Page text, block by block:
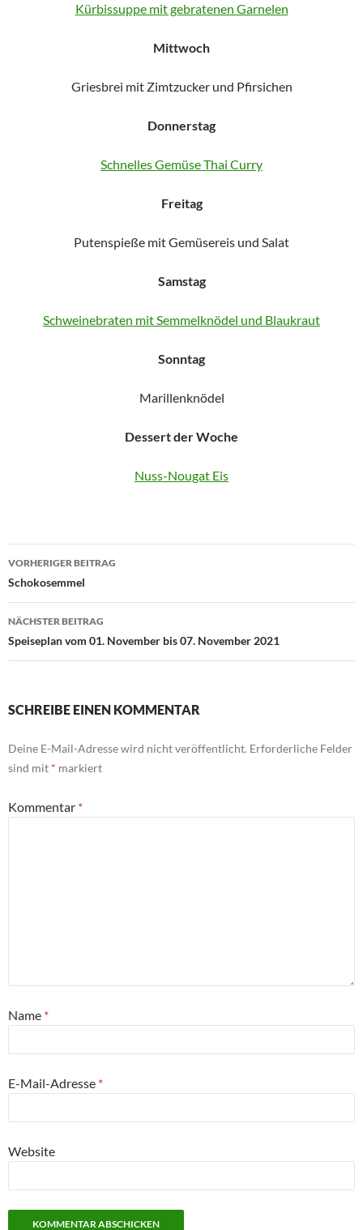
Kürbissuppe mit gebratenen Garnelen
Mittwoch
Griesbrei mit Zimtzucker und Pfirsichen
Donnerstag
Schnelles Gemüse Thai Curry
Freitag
Putenspieße mit Gemüsereis und Salat
Samstag
Schweinebraten mit Semmelknödel und Blaukraut
Sonntag
Marillenknödel
Dessert der Woche
Nuss-Nougat Eis
Beitragsnavigation
VORHERIGER BEITRAG
Schokosemmel
NÄCHSTER BEITRAG
Speiseplan vom 01. November bis 07. November 2021
SCHREIBE EINEN KOMMENTAR
Deine E-Mail-Adresse wird nicht veröffentlicht. Erforderliche Felder
sind mit * markiert
Kommentar *
Name *
E-Mail-Adresse *
Website